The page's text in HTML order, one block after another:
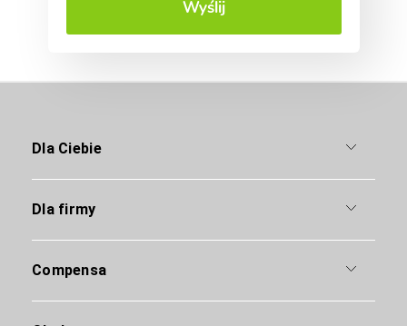
Wyślij
Dla Ciebie
Dla firmy
Compensa